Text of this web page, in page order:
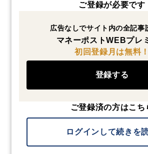
ご登録が必要です
広告なしでサイト内の全記事
マネーポストWEBプレ
初回登録月は無料！
登録する
ご登録済の方はこち
ログインして続きを